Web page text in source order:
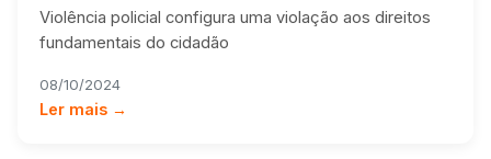
Violência policial configura uma violação aos direitos
fundamentais do cidadão
08/10/2024
Ler mais →